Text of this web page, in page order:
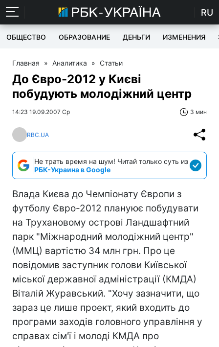
RU
ОБЩЕСТВО ОБРАЗОВАНИЕ ДЕНЬГИ ИЗМЕНЕНИЯ
Главная » Аналитика » Статьи
До Євро-2012 у Києві
побудують молодіжний центр
14:23 19.09.2007 Ср 3 мин
RBC.UA
Не трать время на шум! Читай только суть из
РБК-Украина в Google
Влада Києва до Чемпіонату Європи з
футболу Євро-2012 плануює побудувати
на Трухановому острові Ландшафтний
парк "Міжнародний молодіжний центр"
(ММЦ) вартістю 34 млн грн. Про це
повідомив заступник голови Київської
міської державної адміністрації (КМДА)
Віталій Журавський. "Хочу зазначити, що
зараз це лише проект, який входить до
програми заходів головного управління у
справах сім'ї і молоді КМДА про